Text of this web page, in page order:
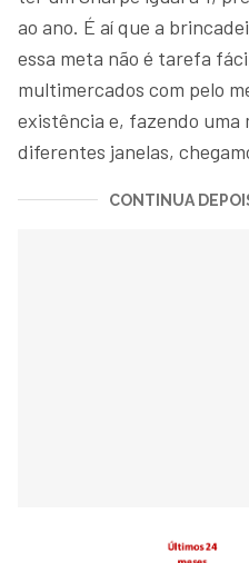
ao ano. É aí que a
essa meta não é tarefa
multimercados com pelo
existência e, fazendo uma
diferentes janelas,
CONTINUA